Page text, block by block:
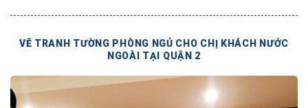
VẼ TRANH TƯỜNG PHÒNG NGỦ CHO CHỊ KHÁCH NƯỚC
NGOÀI TẠI QUẬN 2